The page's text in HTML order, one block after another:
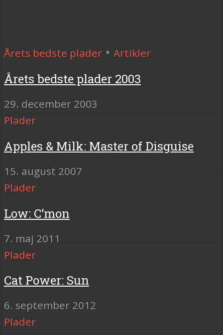
Årets bedste plader • Artikler
Årets bedste plader 2003
29. december 2003
Plader
Apples & Milk: Master of Disguise
15. august 2007
Plader
Low: C’mon
7. maj 2011
Plader
Cat Power: Sun
6. september 2012
Plader